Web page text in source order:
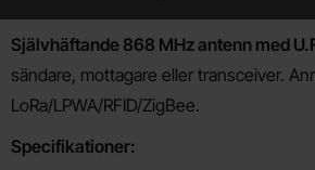
Produktbeskrivning
Självhäftande 868 MHz antenn med
sändare, mottagare eller transceiver.
LoRa/LPWA/RFID/ZigBee.
Specifikationer: